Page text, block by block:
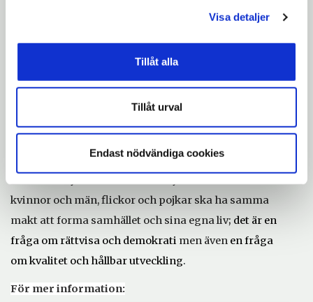
Visa detaljer
Tillåt alla
Tillåt urval
Endast nödvändiga cookies
berättar om hederskultur och uppbrott.
Med avstamp i sina erfarenheter vill hon skänka hopp
till de som idag lever i ett sammanhang där
hederskultur råder.
Läs mer omföredrag och andra evenemang den 8
mars på sodertalje.se
kvinnor och män, flickor och pojkar ska ha samma
makt att forma samhället och sina egna liv; det är en
fråga om rättvisa och demokrati men även en fråga
om kvalitet och hållbar utveckling.
För mer information: